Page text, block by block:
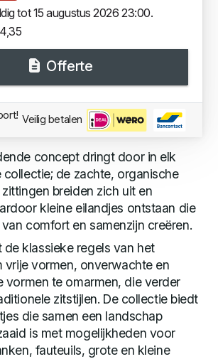
tot 15 augustus 2026 23:00.
Offerte
Veilig betalen
concept dringt door in elk
collectie; de zachte, organische
breiden zich uit en
kleine eilandjes ontstaan die
comfort en samenzijn creëren.
klassieke regels van het
vrije vormen, onverwachte en
vormen te omarmen, die verder
zitstijlen. De collectie biedt
die samen een landschap
is met mogelijkheden voor
fauteuils, grote en kleine